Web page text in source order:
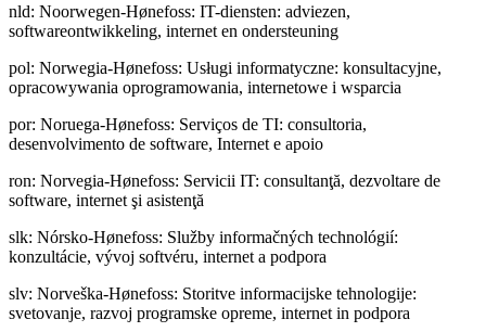
nld: Noorwegen-Hønefoss: IT-diensten: adviezen,
softwareontwikkeling, internet en ondersteuning
pol: Norwegia-Hønefoss: Usługi informatyczne: konsultacyjne,
opracowywania oprogramowania, internetowe i wsparcia
por: Noruega-Hønefoss: Serviços de TI: consultoria,
desenvolvimento de software, Internet e apoio
ron: Norvegia-Hønefoss: Servicii IT: consultanţă, dezvoltare de
software, internet şi asistenţă
slk: Nórsko-Hønefoss: Služby informačných technológií:
konzultácie, vývoj softvéru, internet a podpora
slv: Norveška-Hønefoss: Storitve informacijske tehnologije:
svetovanje, razvoj programske opreme, internet in podpora